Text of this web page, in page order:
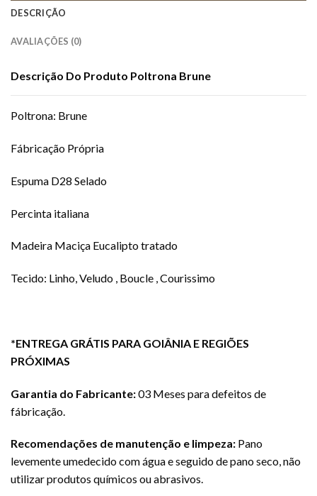
DESCRIÇÃO
AVALIAÇÕES (0)
Descrição Do Produto Poltrona Brune
Poltrona: Brune
Fábricação Própria
Espuma D28 Selado
Percinta italiana
Madeira Maciça Eucalipto tratado
Tecido: Linho, Veludo , Boucle , Courissimo
*ENTREGA GRÁTIS PARA GOIÂNIA E REGIÕES
PRÓXIMAS
Garantia do Fabricante:03 Meses para defeitos de
fábricação.
Recomendações de manutenção e limpeza: Pano
levemente umedecido com água e seguido de pano seco, não
utilizar produtos químicos ou abrasivos.